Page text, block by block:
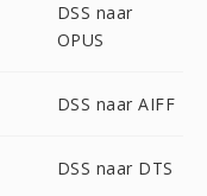
DSS naar
OPUS
DSS naar AIFF
DSS naar DTS